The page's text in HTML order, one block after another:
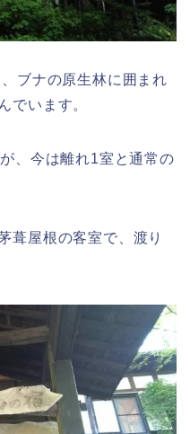
ブナの原生林に囲まれ
でいます。
、今は離れ1室と通常の
葺屋根の客室で、渡り